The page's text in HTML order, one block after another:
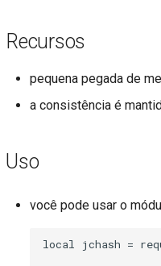
Recursos
pequena pegada de
a consistência é
Uso
você pode usar o
local jchash =